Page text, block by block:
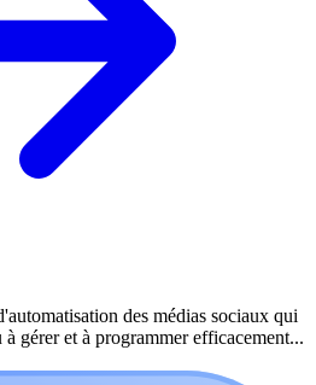
des médias sociaux qui
à gérer et à programmer efficacement...